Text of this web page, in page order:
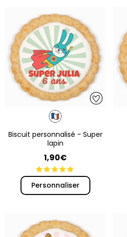
Biscuit personnalisé - Super
lapin
1,90€
Personnaliser